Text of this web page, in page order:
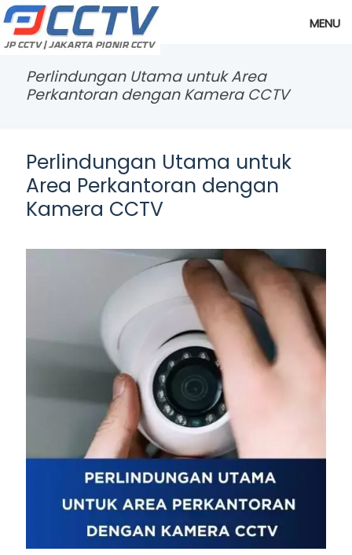
MENU
Perlindungan Utama untuk Area
Perkantoran dengan Kamera CCTV
Perlindungan Utama untuk
Area Perkantoran dengan
Kamera CCTV